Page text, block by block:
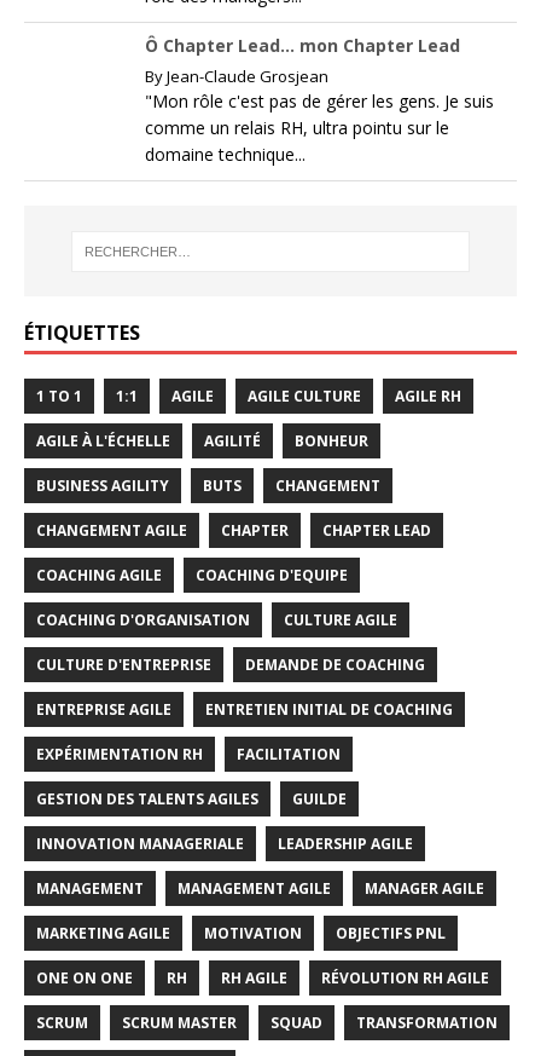
Ô Chapter Lead… mon Chapter Lead
ByJean-Claude Grosjean
"Mon rôle c'est pas de gérer les gens. Je suis
comme un relais RH, ultra pointu sur le
domaine technique...
ÉTIQUETTES
1 TO 1 1:1 AGILE AGILE CULTURE AGILE RH
AGILE À L'ÉCHELLE AGILITÉ BONHEUR
BUSINESS AGILITY BUTS CHANGEMENT
CHANGEMENT AGILE CHAPTER CHAPTER LEAD
COACHING AGILE COACHING D'EQUIPE
COACHING D'ORGANISATION CULTURE AGILE
CULTURE D'ENTREPRISE DEMANDE DE COACHING
ENTREPRISE AGILE ENTRETIEN INITIAL DE COACHING
EXPÉRIMENTATION RH FACILITATION
GESTION DES TALENTS AGILES GUILDE
INNOVATION MANAGERIALE LEADERSHIP AGILE
MANAGEMENT MANAGEMENT AGILE MANAGER AGILE
MARKETING AGILE MOTIVATION OBJECTIFS PNL
ONE ON ONE RH RH AGILE RÉVOLUTION RH AGILE
SCRUM SCRUM MASTER SQUAD TRANSFORMATION